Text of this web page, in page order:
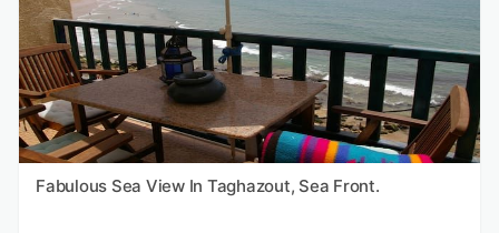
Fabulous Sea View In Taghazout, Sea Front.